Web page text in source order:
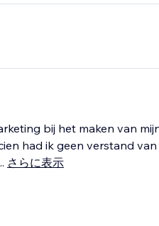
bij het maken van
had ik geen verstand van
さらに表示